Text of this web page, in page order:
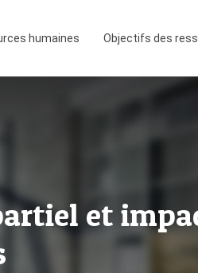
humaines Objectifs des
et